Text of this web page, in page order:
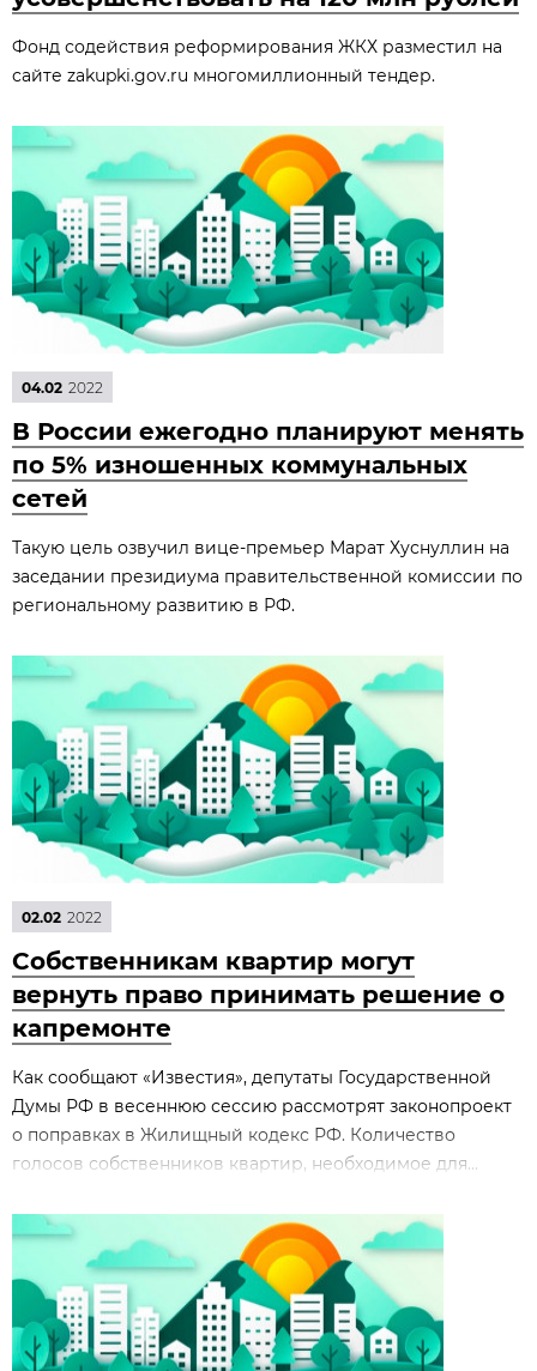
Фонд содействия реформирования ЖКХ разместил на
сайте zakupki.gov.ru многомиллионный тендер.
04.02 2022
В России ежегодно планируют менять
по 5% изношенных коммунальных
сетей
Такую цель озвучил вице-премьер Марат Хуснуллин на
заседании президиума правительственной комиссии по
региональному развитию в РФ.
02.02 2022
Собственникам квартир могут
вернуть право принимать решение о
капремонте
Как сообщают «Известия», депутаты Государственной
Думы РФ в весеннюю сессию рассмотрят законопроект
о поправках в Жилищный кодекс РФ. Количество
голосов собственников квартир, необходимое для...